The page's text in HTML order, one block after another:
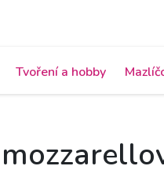
Tvoření a hobby